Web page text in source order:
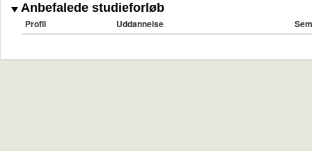
Anbefalede studieforløb
Profil Uddannelse